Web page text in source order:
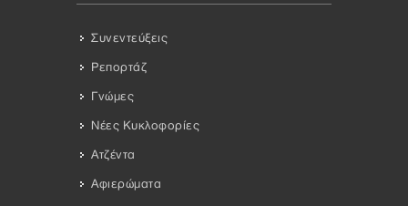
Συνεντεύξεις
Ρεπορτάζ
Γνώμες
Νέες Κυκλοφορίες
Ατζέντα
Αφιερώματα